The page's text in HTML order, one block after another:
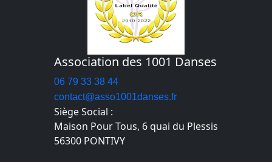
Association des 1001 Danses
06 79 33 38 44
contact@asso1001danses.fr
Siège Social :
Maison Pour Tous, 6 quai du Plessis
56300 PONTIVY